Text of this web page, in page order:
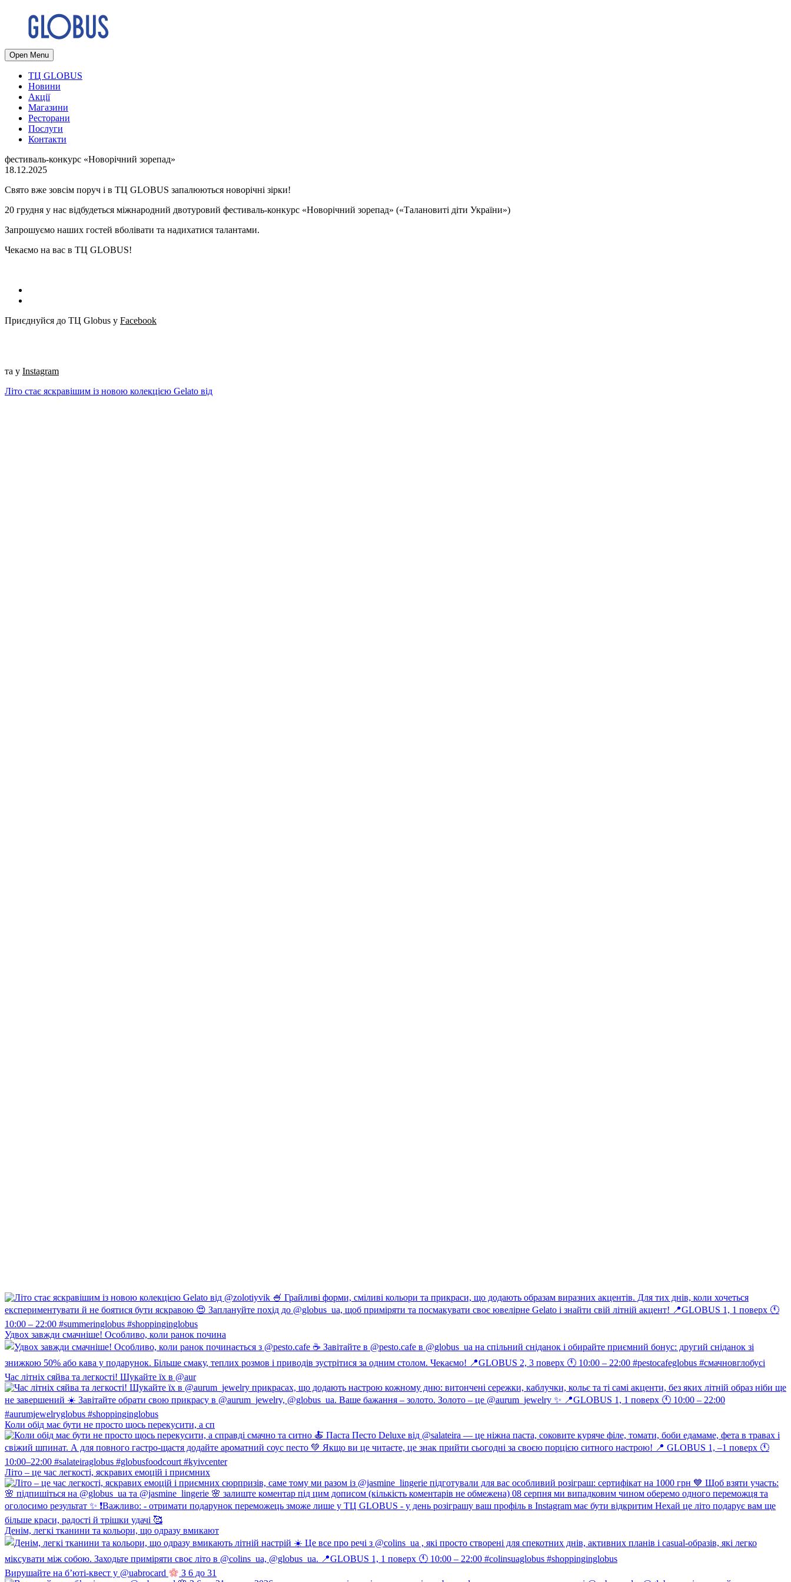
Open Menu
ТЦ GLOBUS
Новини
Акції
Магазини
Ресторани
Послуги
Контакти
фестиваль-конкурс «Новорічний зорепад»
18.12.2025
Свято вже зовсім поруч і в ТЦ GLOBUS запалюються новорічні зірки!
20 грудня у нас відбудеться міжнародний двотуровий фестиваль-конкурс «Новорічний зорепад» («Талановиті діти України»)
Запрошуємо наших гостей вболівати та надихатися талантами.
Чекаємо на вас в ТЦ GLOBUS!
Приєднуйся до ТЦ Globus у Facebook
та у Instagram
Літо стає яскравішим із новою колекцією Gelato від
Удвох завжди смачніше! Особливо, коли ранок почина
Час літніх сяйва та легкості! Шукайте їх в @aur
Коли обід має бути не просто щось перекусити, а сп
Літо – це час легкості, яскравих емоцій і приємних
Денім, легкі тканини та кольори, що одразу вмикают
Вирушайте на б’юті-квест у @uabrocard З 6 до 31